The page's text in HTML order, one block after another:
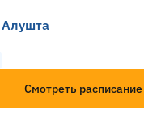
Смотреть расписание